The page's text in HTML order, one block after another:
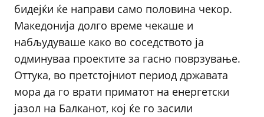
бидејќи ќе направи само половина чекор.
Македонија долго време чекаше и
набљудуваше како во соседството ја
одминуваа проектите за гасно поврзување.
Оттука, во претстојниот период државата
мора да го врати приматот на енергетски
јазол на Балканот, кој ќе го засили